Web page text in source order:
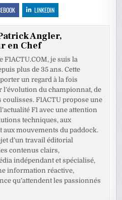
LINKEDIN
Angler,
en Chef
F1ACTU.COM, je suis la
plus de 35 ans. Cette
un regard à la fois
du championnat, de
coulisses. F1ACTU propose une
F1 avec une attention
techniques, aux
aux mouvements du paddock.
d’un travail éditorial
contenus clairs,
indépendant et spécialisé,
information réactive,
qu’attendent les passionnés